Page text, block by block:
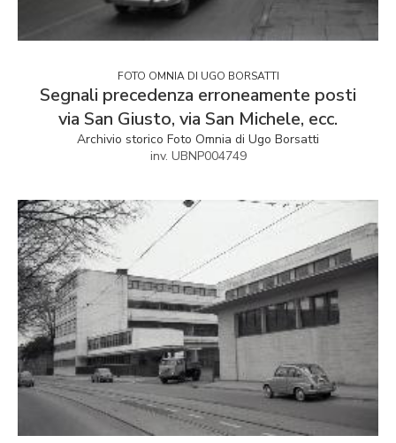
FOTO OMNIA DI UGO BORSATTI
Segnali precedenza erroneamente posti
via San Giusto, via San Michele, ecc.
Archivio storico Foto Omnia di Ugo Borsatti
inv. UBNP004749